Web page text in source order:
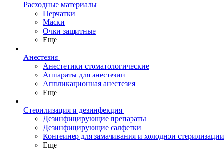
Расходные материалы
Перчатки
Маски
Очки защитные
Еще
Анестезия
Анестетики стоматологические
Аппараты для анестезии
Аппликационная анестезия
Еще
Стерилизация и дезинфекция
Дезинфицирующие препараты
Дезинфицирующие салфетки
Контейнер для замачивания и холодной стерилизации
Еще